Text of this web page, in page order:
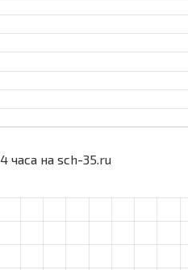
часа на sch-35.ru